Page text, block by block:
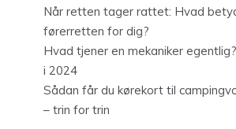
Når retten tager rattet: Hvad
førerretten for dig?
Hvad tjener en mekaniker
i 2024
Sådan får du kørekort til
– trin for trin